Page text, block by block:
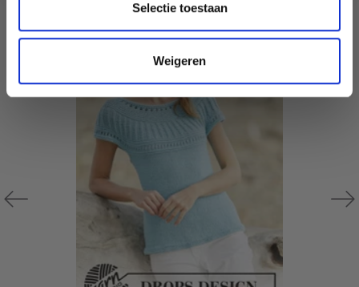
Selectie toestaan
Weigeren